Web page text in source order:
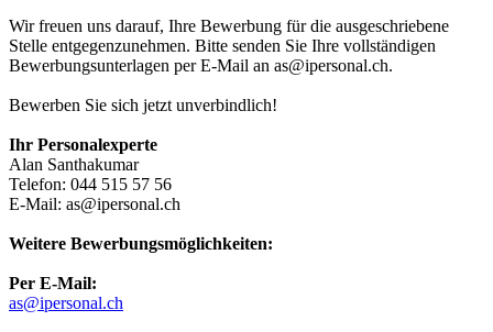
Wir freuen uns darauf, Ihre Bewerbung für die ausgeschriebene
Stelle entgegenzunehmen. Bitte senden Sie Ihre vollständigen
Bewerbungsunterlagen per E-Mail an as@ipersonal.ch.
Bewerben Sie sich jetzt unverbindlich!
Ihr Personalexperte
Alan Santhakumar
Telefon: 044 515 57 56
E-Mail: as@ipersonal.ch
Weitere Bewerbungsmöglichkeiten:
Per E-Mail:
as@ipersonal.ch